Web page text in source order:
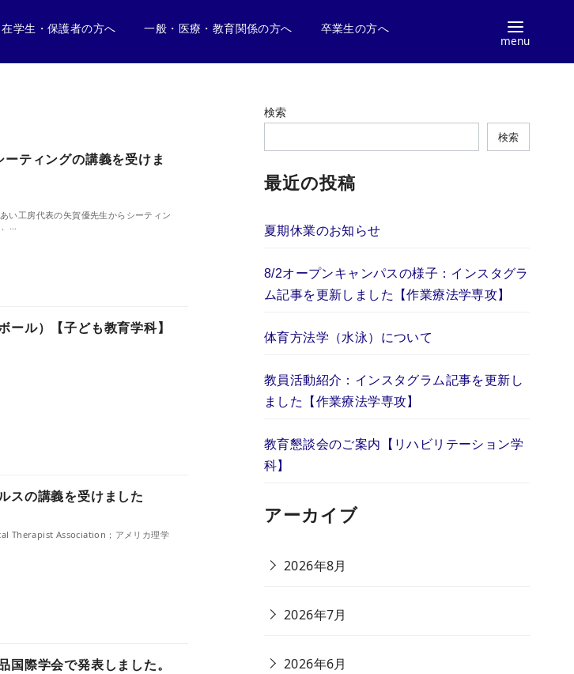
在学生・保護者の方へ 一般・医療・教育関係の方へ 卒業生の方へ
ティングの講義を受けま
い工房代表の矢賀優先生からシーティン
…
ル）【子ども教育学科】
スの講義を受けました
Therapist Association；アメリカ理学
国際学会で発表しました。
検索
検索
最近の投稿
夏期休業のお知らせ
8/2オープンキャンパスの様子：インスタグラ
ム記事を更新しました【作業療法学専攻】
体育方法学（水泳）について
教員活動紹介：インスタグラム記事を更新し
ました【作業療法学専攻】
教育懇談会のご案内【リハビリテーション学
科】
アーカイブ
2026年8月
2026年7月
2026年6月